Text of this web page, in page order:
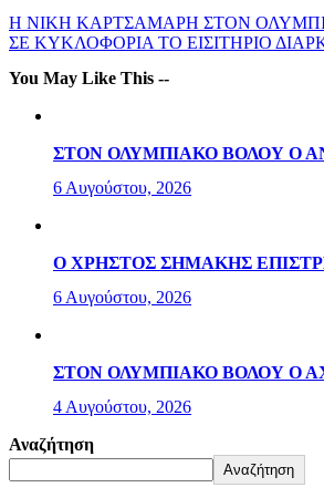
Η ΝΙΚΗ ΚΑΡΤΣΑΜΑΡΗ ΣΤΟΝ
ΣΕ ΚΥΚΛΟΦΟΡΙΑ ΤΟ ΕΙΣΙΤΗΡΙΟ
You May Like This --
ΣΤΟΝ ΟΛΥΜΠΙΑΚΟ ΒΟΛΟΥ Ο
6 Αυγούστου, 2026
Ο ΧΡΗΣΤΟΣ ΣΗΜΑΚΗΣ
6 Αυγούστου, 2026
ΣΤΟΝ ΟΛΥΜΠΙΑΚΟ ΒΟΛΟΥ Ο
4 Αυγούστου, 2026
Αναζήτηση
Αναζήτηση